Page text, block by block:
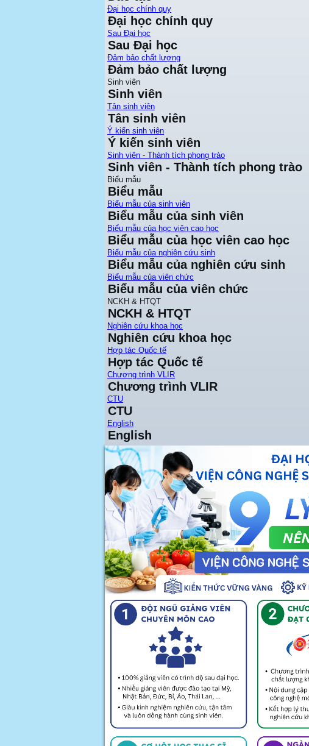
Đại học chính quy
Đại học chính quy
Sau Đại học
Sau Đại học
Đảm bảo chất lượng
Đảm bảo chất lượng
Sinh viên
Sinh viên
Tân sinh viên
Tân sinh viên
Ý kiến sinh viên
Ý kiến sinh viên
Sinh viên - Thành tích phong trào
Sinh viên - Thành tích phong trào
Biểu mẫu
Biểu mẫu
Biểu mẫu của sinh viên
Biểu mẫu của sinh viên
Biểu mẫu của học viên cao học
Biểu mẫu của học viên cao học
Biểu mẫu của nghiên cứu sinh
Biểu mẫu của nghiên cứu sinh
Biểu mẫu của viên chức
Biểu mẫu của viên chức
NCKH & HTQT
NCKH & HTQT
Nghiên cứu khoa học
Nghiên cứu khoa học
Hợp tác Quốc tế
Hợp tác Quốc tế
Chương trình VLIR
Chương trình VLIR
CTU
CTU
English
English